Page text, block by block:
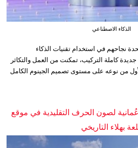
الذكاء الاصطناعي
نجاحهم في استخدام تقنيات الذكاء
كاملة التركيب، تمكنت من العمل والتكاثر
من نوعه على مستوى تصميم الجينوم الكامل
عُمانية لصون الحرف التقليدية في موقع
بهلاء التاريخي